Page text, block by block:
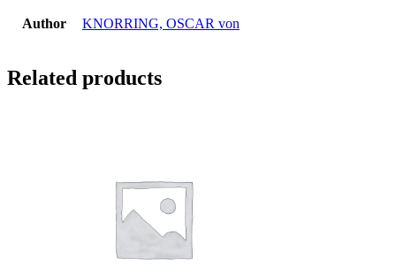
Author KNORRING, OSCAR von
Related products